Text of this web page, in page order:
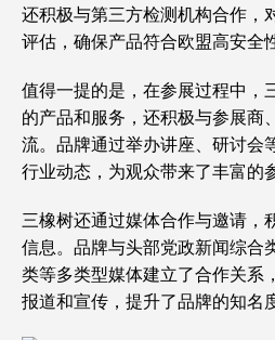
还积极与第三方检测机构合作，
评估，确保产品符合欧盟高安全
值得一提的是，在参展过程中，
的产品和服务，还积极与参展商
流。品牌通过举办讲座、研讨会
行业动态，为观众带来了丰富的
三橡树还通过媒体合作与邀请，
信息。品牌与头部党政新闻综合
类等多类型媒体建立了合作关系
报道和宣传，提升了品牌的知名